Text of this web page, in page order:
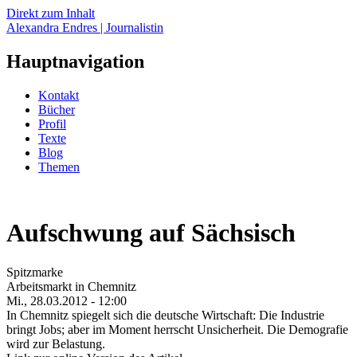
Direkt zum Inhalt
Alexandra Endres | Journalistin
Hauptnavigation
Kontakt
Bücher
Profil
Texte
Blog
Themen
Aufschwung auf Sächsisch
Spitzmarke
Arbeitsmarkt in Chemnitz
Mi., 28.03.2012 - 12:00
In Chemnitz spiegelt sich die deutsche Wirtschaft: Die Industrie
bringt Jobs; aber im Moment herrscht Unsicherheit. Die Demografie
wird zur Belastung.